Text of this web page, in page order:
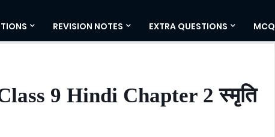
REVISION NOTES EXTRA QUESTIONS MCQ
9 Hindi Chapter 2 स्मृति